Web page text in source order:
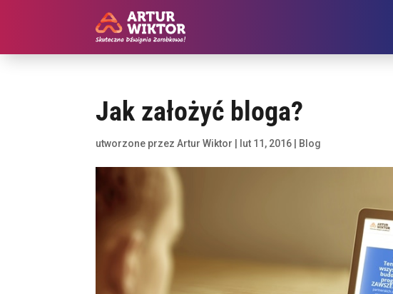
Jak założyć bloga?
utworzone przezArtur Wiktor lut 11, 2016 Blog